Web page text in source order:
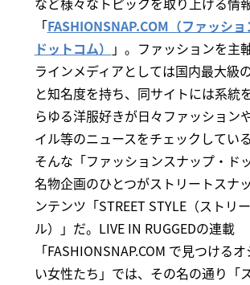
「FASHIONSNAP.COM（ファッショ
ドットコム） 」。ファッションを主
ラインメディアとしては国内最大級
と知名度を持ち、同サイトには系統
らゆる洋服好きが日々ファッション
イル等のニュースをチェックしている
そんな「ファッションスナップ・ド
名物企画のひとつがストリートスナ
ンテンツ「STREET STYLE（ストリ
ル）」だ。LIVE IN RUGGEDの連載
「FASHIONSNAP.COM で見つける
い女性たち」では、その名の通り「